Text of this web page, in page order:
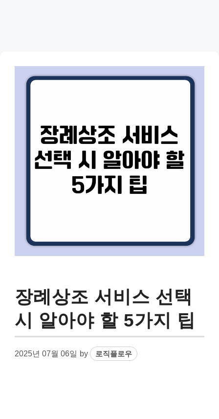
장례상조 서비스 선택
시 알아야 할 5가지 팁
2025년 07월 06일 by 로직플로우